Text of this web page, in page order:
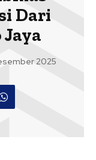
Dari
2025